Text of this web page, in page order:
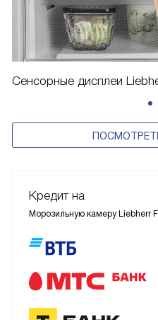
Сенсорные дисплеи
Кредит на
Морозильную камеру Liebherr